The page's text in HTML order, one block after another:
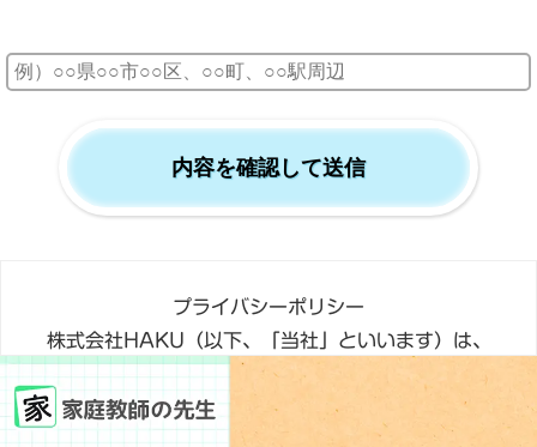
プライバシーポリシー
株式会社HAKU（以下、「当社」といいます）は、
「個人情報の保護に関する法律」に基づき、個人情報
の適切な 保護と利用に関する個人情報保護方針を制定
し、適正な管理に努めています。